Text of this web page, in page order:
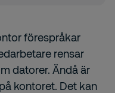
förespråkar
rensar
datorer. Ändå är
kontoret. Det kan